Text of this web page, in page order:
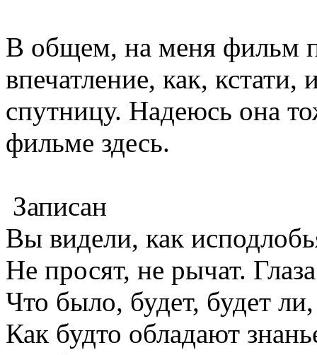
В общем, на меня фильм
впечатление, как,
спутницу. Надеюсь она
фильме здесь.
Записан
Вы видели, как
Не просят, не рычат.
Что было, будет, будет
Как будто обладают